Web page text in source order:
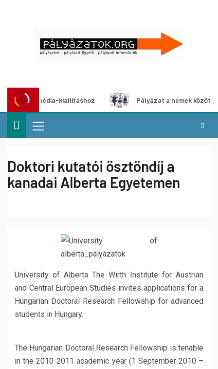
kiállításhoz Pályázat a nemek közötti
Doktori kutatói ösztöndíj a
kanadai Alberta Egyetemen
University of Alberta The Wirth Institute for Austrian
and Central European Studies invites applications for a
Hungarian Doctoral Research Fellowship for advanced
students in Hungary.
The Hungarian Doctoral Research Fellowship is tenable
in the 2010-2011 academic year (1 September 2010 –